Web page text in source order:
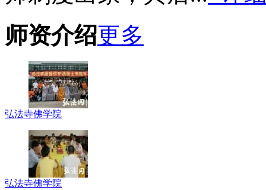
师资介绍更多
弘法寺佛学院
弘法寺佛学院